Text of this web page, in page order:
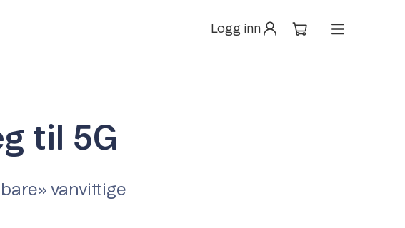
Logg inn
til 5G
vanvittige